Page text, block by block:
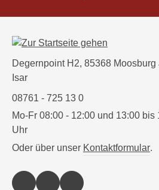
Degernpoint H2, 85368 Moosburg
Isar
08761 - 725 13 0
Mo-Fr 08:00 - 12:00 und 13:00 bis
Uhr
Oder über unser Kontaktformular.